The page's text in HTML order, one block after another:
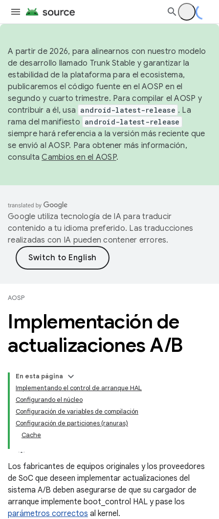
A partir de 2026, para alinearnos con nuestro modelo
de desarrollo llamado Trunk Stable y garantizar la
estabilidad de la plataforma para el ecosistema,
publicaremos el código fuente en el AOSP en el
segundo y cuarto trimestre. Para compilar el AOSP y
contribuir a él, usa android-latest-release . La
rama del manifiesto android-latest-release
siempre hará referencia a la versión más reciente que
se envió al AOSP. Para obtener más información,
consultaCambios en el AOSP.
Google utiliza tecnología de IA para traducir
contenido a tu idioma preferido. Las traducciones
realizadas con IA pueden contener errores.
AOSP
Implementación de
actualizaciones A/B
En esta página
Implementando el control de arranque HAL
Configurando el núcleo
Configuración de variables de compilación
Configuración de particiones (ranuras)
Cache
Los fabricantes de equipos originales y los proveedores
de SoC que deseen implementar actualizaciones del
sistema A/B deben asegurarse de que su cargador de
arranque implemente boot_control HAL y pase los
parámetros correctos al kernel.